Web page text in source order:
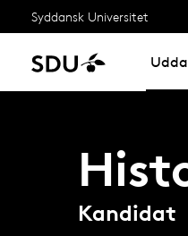
Syddansk Universitet
Kandidat